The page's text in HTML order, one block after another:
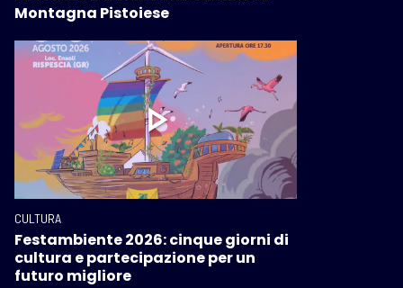
Montagna Pistoiese
CULTURA
Festambiente 2026: cinque giorni di
cultura e partecipazione per un
futuro migliore